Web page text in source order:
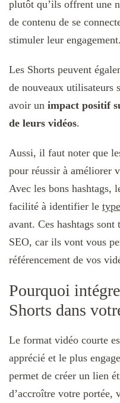
plutôt qu’ils offrent une
de contenu de se
stimuler leur engagement.
Les Shorts peuvent
de nouveaux utilisateurs
avoir un impact positif
de leurs vidéos.
Aussi, il faut noter que
pour réussir à améliorer
Avec les bons hashtags,
facilité à identifier le
avant. Ces hashtags
SEO, car ils vont vous
référencement de vos
Pourquoi
Shorts dans
Le format vidéo courte
apprécié et le plus
permet de créer un lien
d’accroître votre portée,